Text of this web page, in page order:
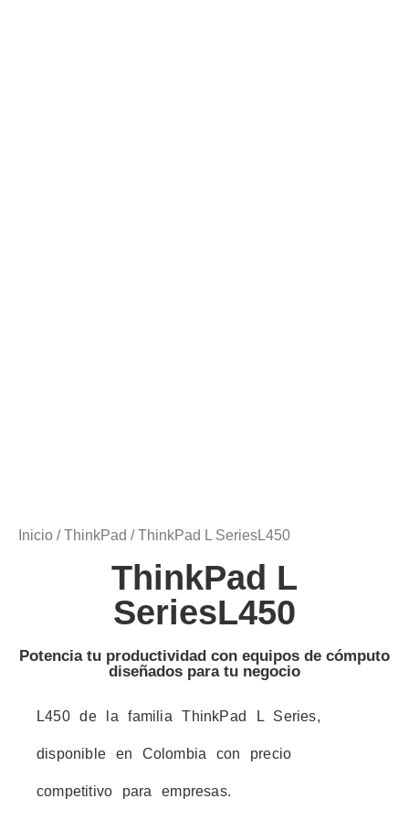
Inicio /ThinkPad / ThinkPad L SeriesL450
ThinkPad L
SeriesL450
Potencia tu productividad con equipos de cómputo
diseñados para tu negocio
L450 de la familia ThinkPad L Series,
disponible en Colombia con precio
competitivo para empresas.